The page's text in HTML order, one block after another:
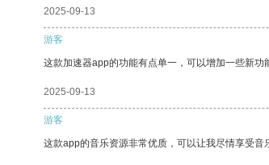
2025-09-13
游客
这款加速器app的功能有点单一，可以增加一些新功
2025-09-13
游客
这款app的音乐资源非常优质，可以让我尽情享受音